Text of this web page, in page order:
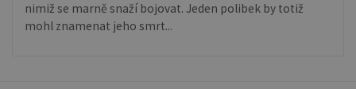
nimiž se marně snaží bojovat. Jeden polibek by totiž
mohl znamenat jeho smrt...